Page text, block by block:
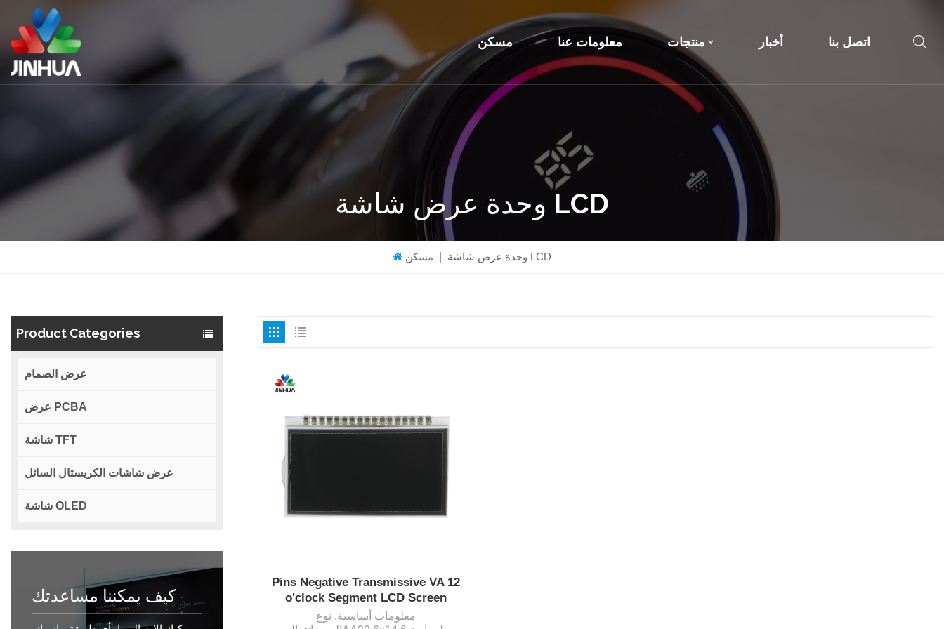
مسكن معلومات عنا منتجات أخبار اتصل بنا
وحدة عرض شاشة LCD
مسكن وحدة عرض شاشة LCD
Product Categories
عرض الصمام
عرض PCBA
شاشة TFT
عرض شاشات الكريستال السائل
شاشة OLED
كيف يمكننا مساعدتك
Pins Negative Transmissive VA 12
o'clock Segment LCD Screen
Module رخيص الثمن
معلومات أساسية. نوع